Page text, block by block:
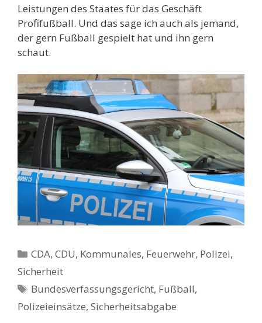
Leistungen des Staates für das Geschäft
Profifußball. Und das sage ich auch als jemand,
der gern Fußball gespielt hat und ihn gern
schaut.
Kategorien
CDA,CDU, Kommunales, Feuerwehr, Polizei,
Sicherheit
Schlagwörter
Bundesverfassungsgericht, Fußball,
Polizeieinsätze, Sicherheitsabgabe